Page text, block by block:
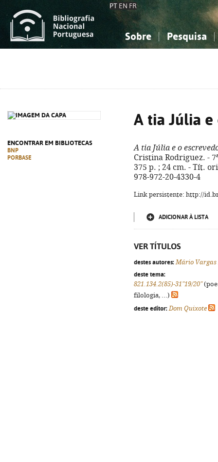
PT EN FR
Sobre Pesquisa
ENCONTRAR EM BIBLIOTECAS
BNP
PORBASE
A tia Júlia e
A tia Júlia e o
Cristina Rodriguez. -
375 p. ; 24 cm. - Tít.
978-972-20-4330-4
Link persistente: http://
ADICIONAR À LISTA
VER TÍTULOS
destes autores: Mário Vargas
deste tema:
821.134.2(85)-31"19/20"
filologia, ...)
deste editor: Dom Quixote